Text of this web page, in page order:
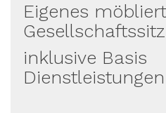
Eigenes
Gesellschaftssitz
inklusive Basis
Dienstleistungen